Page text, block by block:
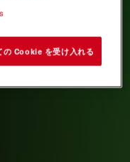
の Cookie を受け入れる